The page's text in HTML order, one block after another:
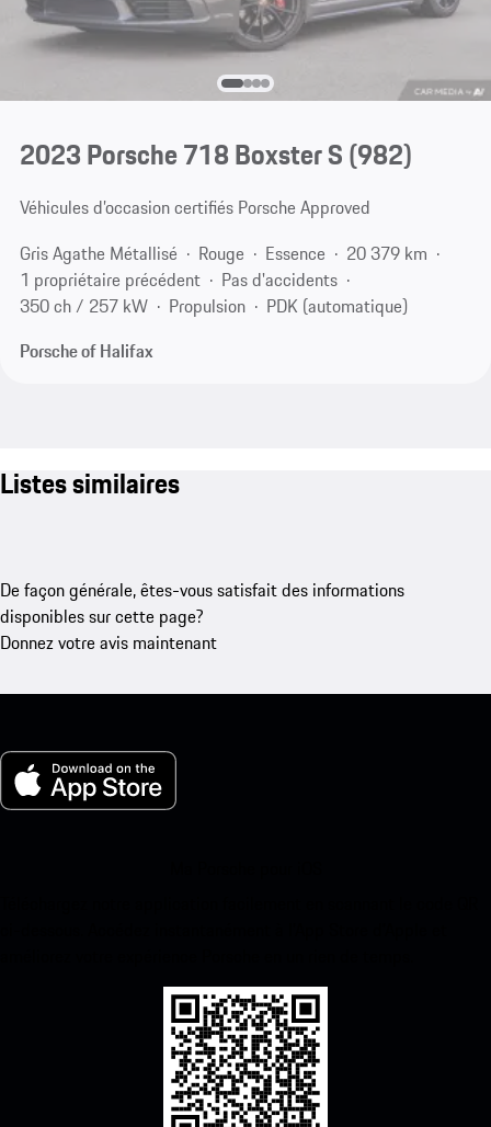
2023 Porsche 718 Boxster S(982)
Véhicules d’occasion certifiés Porsche Approved
Gris Agathe Métallisé
Rouge Essence
20 379 km
1 propriétaire précédent
Pas d'accidents
350 ch / 257 kW
Propulsion
PDK (automatique)
Porsche of Halifax
Listes similaires
De façon générale, êtes-vous satisfait des informations
disponibles sur cette page?
Donnez votre avis maintenant